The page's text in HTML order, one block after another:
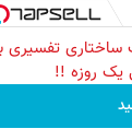
ساختاری تفسیری
یک روزه !!